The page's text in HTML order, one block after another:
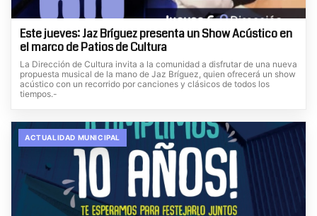
Este jueves: Jaz Bríguez presenta un Show Acústico en
el marco de Patios de Cultura
La Dirección de Cultura invita a la comunidad a disfrutar de una nueva
propuesta musical de la mano de Jaz Bríguez, quien ofrecerá un show
acústico con un recorrido por canciones y clásicos de todos los
tiempos.-
ACTUALIDAD MUNICIPAL